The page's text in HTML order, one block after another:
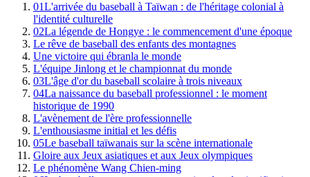
01L'arrivée du baseball à Taïwan : de l'héritage colonial à
l'identité culturelle
02La légende de Hongye : le commencement d'une époque
Le rêve de baseball des enfants des montagnes
Une victoire qui ébranla le monde
L'équipe Jinlong et le championnat du monde
03L'âge d'or du baseball scolaire à trois niveaux
04La naissance du baseball professionnel : le moment
historique de 1990
L'avènement de l'ère professionnelle
L'enthousiasme initial et les défis
05Le baseball taïwanais sur la scène internationale
Gloire aux Jeux asiatiques et aux Jeux olympiques
Le phénomène Wang Chien-ming